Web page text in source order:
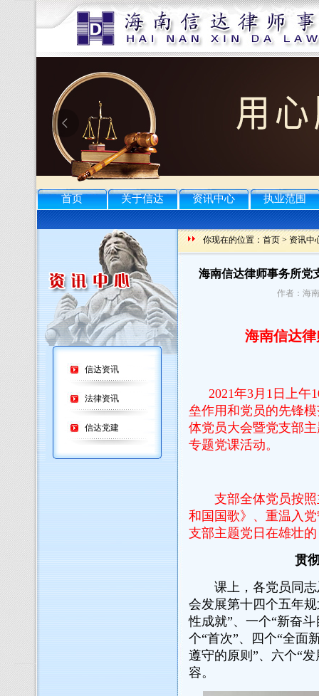
首页 关于信达 资讯中心 执业范围
信达资讯
法律资讯
信达党建
你现在的位置：首页>资讯中
海南信达律师事务所党
作者：海
海南信达
2021年3月1日上午
垒作用和党员的先锋
体党员大会暨党支部
专题党课活动。
支部全体党员按照
和国国歌》、重温入
支部主题党日在雄壮
贯彻
课上，各党员同志
会发展第十四个五年
性成就”、一个“新奋
个“首次”、四个“全面
遵守的原则”、六个“
容。